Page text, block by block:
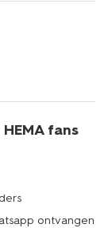
fans
ontvangen